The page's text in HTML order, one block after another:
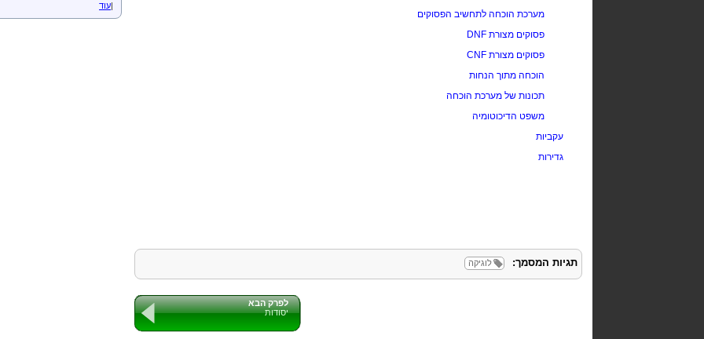
מערכת הוכחה לתחשיב הפסוקים
פסוקים מצורת DNF
פסוקים מצורת CNF
הוכחה מתוך הנחות
תכונות של מערכת הוכחה
משפט הדיכוטומיה
עקביות
גדירות
תגיות המסמך: לוגיקה
לפרק הבא
יסודות
Normal Form
|עוד